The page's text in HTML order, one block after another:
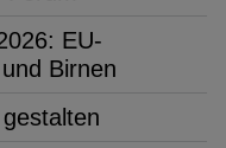
EU-
Birnen